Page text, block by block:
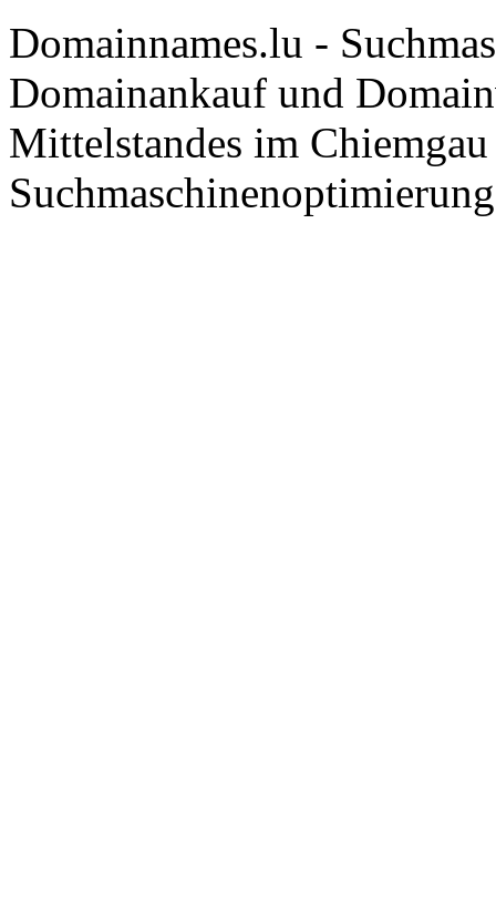
Domainnames.lu -
Domainankauf und
Mittelstandes im
Suchmaschinenoptimierung